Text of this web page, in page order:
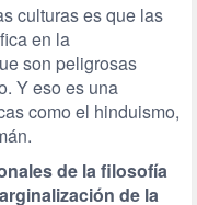
culturas es que las
en la
son peligrosas
Y eso es una
como el hinduismo,
de la filosofía
de la